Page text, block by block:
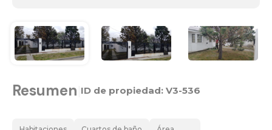
Resumen ID de propiedad: V3-536